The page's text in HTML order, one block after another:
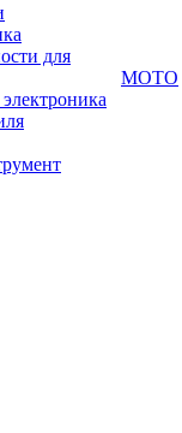
для
МОТО